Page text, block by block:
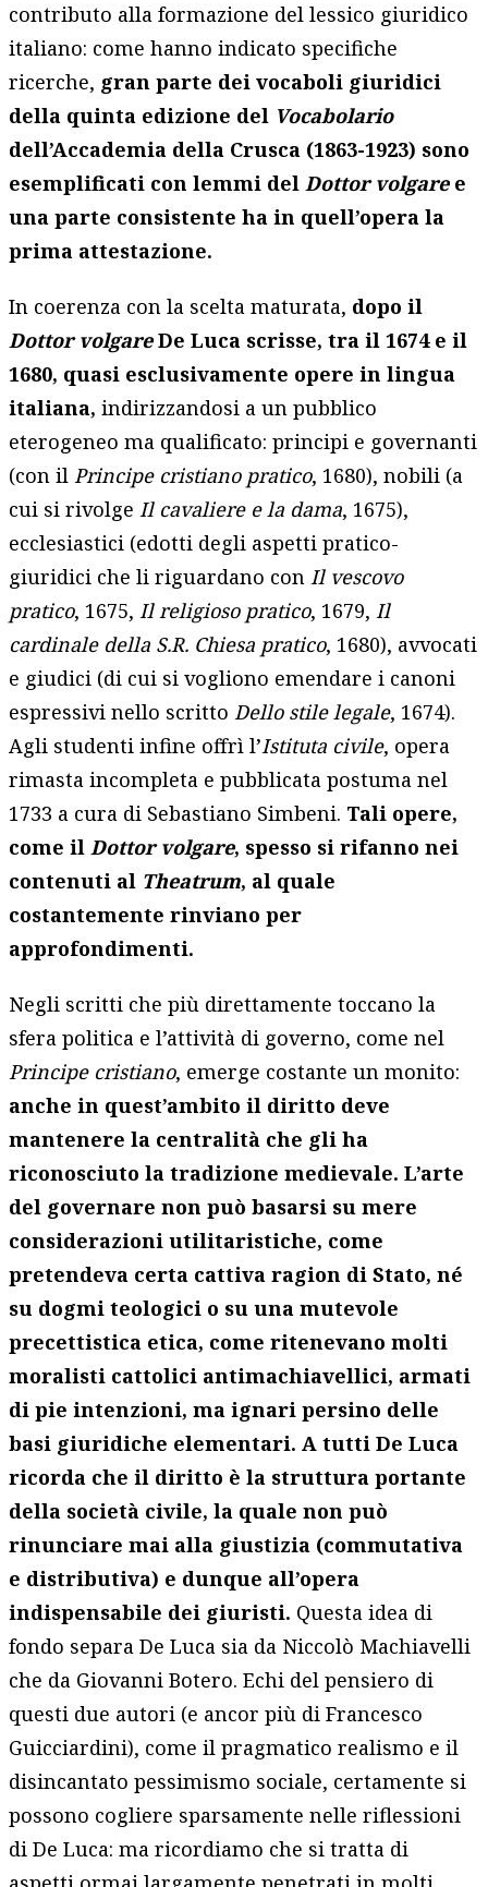
contributo alla formazione del lessico giuridico
italiano: come hanno indicato specifiche
ricerche, gran parte dei vocaboli giuridici
della quinta edizione del Vocabolario
dell’Accademia della Crusca (1863-1923) sono
esemplificati con lemmi delDottor volgaree
una parte consistente ha in quell’opera la
prima attestazione.
In coerenza con la scelta maturata, dopo il
Dottor volgareDe Luca scrisse, tra il 1674 e il
1680, quasi esclusivamente opere in lingua
italiana,indirizzandosi a un pubblico
eterogeneo ma qualificato: principi e governanti
(con ilPrincipe cristiano pratico, 1680), nobili (a
cui si rivolgeIl cavaliere e la dama, 1675),
ecclesiastici (edotti degli aspetti pratico-
giuridici che li riguardano conIl vescovo
pratico, 1675,Il religioso pratico, 1679,Il
cardinale della S.R. Chiesa pratico, 1680), avvocati
e giudici (di cui si vogliono emendare i canoni
espressivi nello scrittoDello stile legale, 1674).
Agli studenti infine offrì l’Istituta civile, opera
rimasta incompleta e pubblicata postuma nel
1733 a cura di Sebastiano Simbeni. Tali opere,
come ilDottor volgare, spesso si rifanno nei
contenuti al Theatrum, al quale
costantemente rinviano per
approfondimenti.
Negli scritti che più direttamente toccano la
sfera politica e l’attività di governo, come nel
Principe cristiano, emerge costante un monito:
anche in quest’ambito il diritto deve
mantenere la centralità che gli ha
riconosciuto la tradizione medievale. L’arte
del governare non può basarsi su mere
considerazioni utilitaristiche, come
pretendeva certa cattiva ragion di Stato, né
su dogmi teologici o su una mutevole
precettistica etica, come ritenevano molti
moralisti cattolici antimachiavellici, armati
di pie intenzioni, ma ignari persino delle
basi giuridiche elementari. A tutti De Luca
ricorda che il diritto è la struttura portante
della società civile, la quale non può
rinunciare mai alla giustizia (commutativa
e distributiva) e dunque all’opera
indispensabile dei giuristi. Questa idea di
fondo separa De Luca sia da Niccolò Machiavelli
che da Giovanni Botero. Echi del pensiero di
questi due autori (e ancor più di Francesco
Guicciardini), come il pragmatico realismo e il
disincantato pessimismo sociale, certamente si
possono cogliere sparsamente nelle riflessioni
di De Luca: ma ricordiamo che si tratta di